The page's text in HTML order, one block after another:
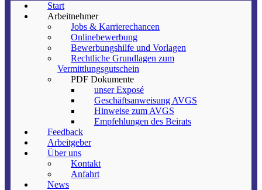
Start
Arbeitnehmer
Jobs & Karrierechancen
Onlinebewerbung
Bewerbungshilfe und Vorlagen
Rechtliche Grundlagen zum
Vermittlungsgutschein
PDF Dokumente
unser Exposé
Geschäftsanweisung AVGS
Hinweise zum AVGS
Empfehlungen des Beirats
Feedback
Arbeitgeber
Über uns
Kontakt
Anfahrt
News